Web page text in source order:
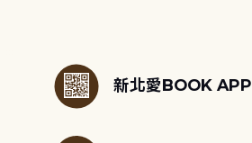
新北愛BOOK APP